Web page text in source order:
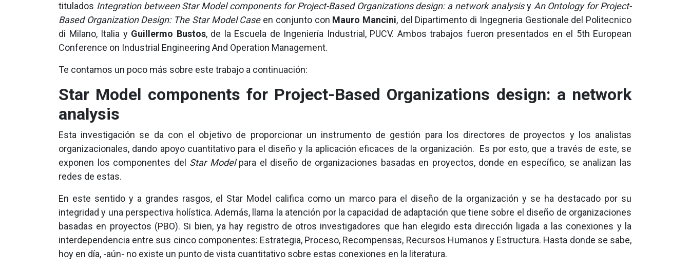
titulados Integration between Star Model components for Project-Based Organizations design: a network analysisy An Ontology for Project-
Based Organization Design: The Star Model Case en conjunto con Mauro Mancini, del Dipartimento di Ingegneria Gestionale del Politecnico
di Milano, Italia y Guillermo Bustos, de la Escuela de Ingeniería Industrial, PUCV. Ambos trabajos fueron presentados en el 5th European
Conference on Industrial Engineering And Operation Management.
Te contamos un poco más sobre este trabajo a continuación:
Star Model components for Project-Based Organizations design: a network
analysis
Esta investigación se da con el objetivo de proporcionar un instrumento de gestión para los directores de proyectos y los analistas
organizacionales, dando apoyo cuantitativo para el diseño y la aplicación eficaces de la organización. Es por esto, que a través de este, se
exponen los componentes del Star Modelpara el diseño de organizaciones basadas en proyectos, donde en específico, se analizan las
redes de estas.
En este sentido y a grandes rasgos, el Star Model califica como un marco para el diseño de la organización y se ha destacado por su
integridad y una perspectiva holística. Además, llama la atención por la capacidad de adaptación que tiene sobre el diseño de organizaciones
basadas en proyectos (PBO). Si bien, ya hay registro de otros investigadores que han elegido esta dirección ligada a las conexiones y la
interdependencia entre sus cinco componentes: Estrategia, Proceso, Recompensas, Recursos Humanos y Estructura. Hasta donde se sabe,
hoy en día, -aún- no existe un punto de vista cuantitativo sobre estas conexiones en la literatura.